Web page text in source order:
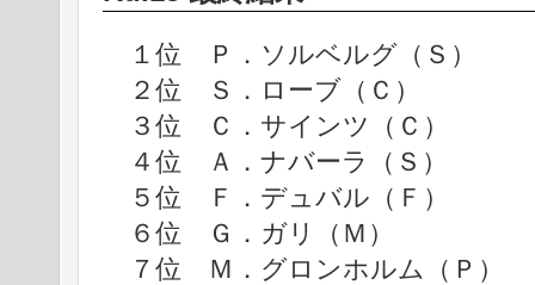
１位 Ｐ．ソルベルグ（Ｓ
２位 Ｓ．ローブ（Ｃ
３位 Ｃ．サインツ（Ｃ
４位 Ａ．ナバーラ（Ｓ
５位 Ｆ．デュバル（Ｆ
６位 Ｇ．ガリ（Ｍ）
７位 Ｍ．グロンホルム（Ｐ